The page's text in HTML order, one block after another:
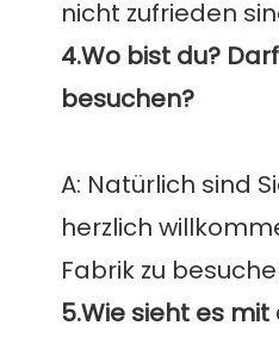
4.Wo bist du?
A: Natürlich sind
herzlich
5.Wie sieht es mit